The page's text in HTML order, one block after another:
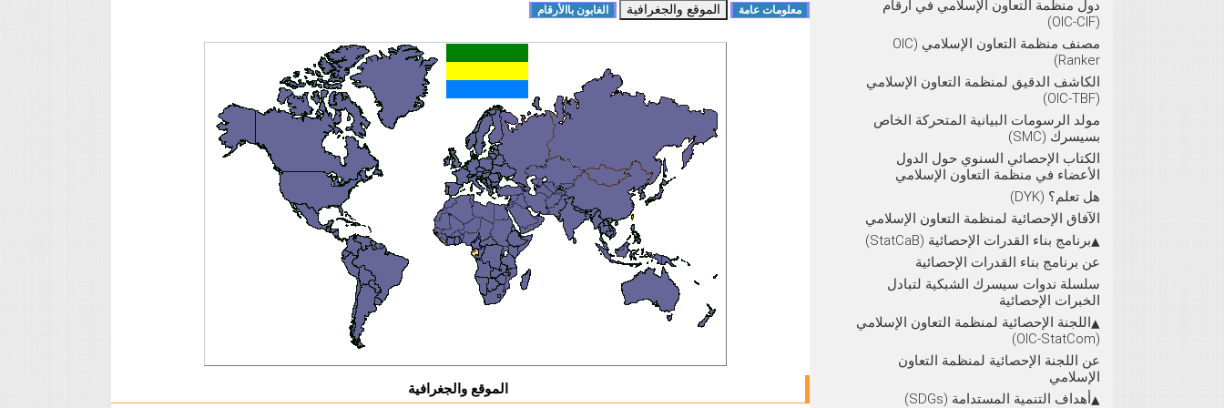
دول منظمة التعاون الإسلامي في أرقام
(OIC-CIF)
مصنف منظمة التعاون الإسلامي (OIC
Ranker)
الكاشف الدقيق لمنظمة التعاون الإسلامي
(OIC-TBF)
مولد الرسومات البيانية المتحركة الخاص
بسيسرك (SMC)
الكتاب الإحصائي السنوي حول الدول
الأعضاء في منظمة التعاون الإسلامي
هل تعلم؟ (DYK)
الآفاق الإحصائية لمنظمة التعاون الإسلامي
برنامج بناء القدرات الإحصائية (StatCaB)
عن برنامج بناء القدرات الإحصائية
سلسلة ندوات سيسرك الشبكية لتبادل
الخبرات الإحصائية
اللجنة الإحصائية لمنظمة التعاون الإسلامي
(OIC-StatCom)
عن اللجنة الإحصائية لمنظمة التعاون
الإسلامي
أهداف التنمية المستدامة (SDGs)
الموقع والجغرافية